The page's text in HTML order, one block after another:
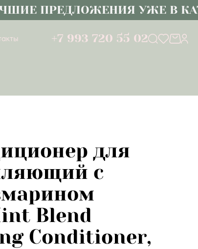
ПРЕДЛОЖЕНИЯ УЖЕ В
+7 993 720 55 02
для
с
Blend
Conditioner,